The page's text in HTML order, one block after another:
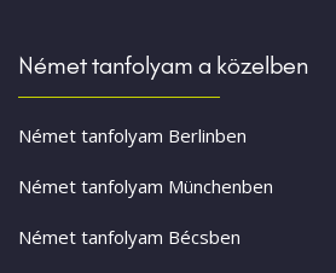
Német tanfolyam a közelben
Német tanfolyam Berlinben
Német tanfolyam Münchenben
Német tanfolyam Bécsben